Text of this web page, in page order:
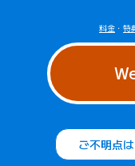
料金 ・ 特
ご不明点